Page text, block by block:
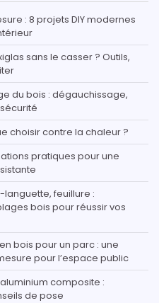
: 8 projets DIY modernes
sans le casser ? Outils,
du bois : dégauchissage,
choisir contre la chaleur ?
pratiques pour une
feuillure :
bois pour réussir vos
bois pour un parc : une
pour l’espace public
composite :
de pose